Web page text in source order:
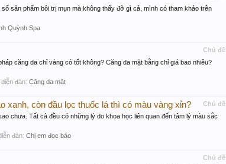
sản phẩm bôi trị mụn mà không thấy đỡ gì cả, mình có tham khảo trên
Quỳnh Spa
Chủ đề
căng da chỉ vàng có tốt không? Căng da mặt bằng chỉ giá bao nhiêu?
diễn đàn: Căng da mặt
Chủ đề
xanh, còn đầu lọc thuốc lá thì có màu vàng xỉn?
chưa. Tất cả đều có những lý do khoa học liên quan đến tâm lý màu sắc
đàn: Chị em đọc báo
Chủ đề